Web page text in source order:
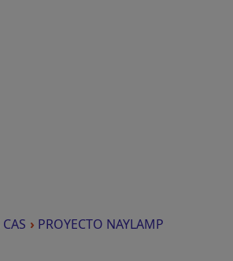
› PROYECTO NAYLAMP